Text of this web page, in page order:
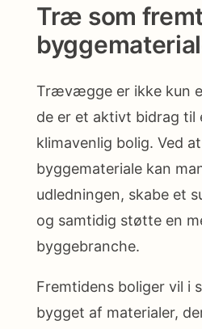
Træ som
Trævægge er ikke kun
de er et aktivt bidrag til
klimavenlig bolig. Ved
byggemateriale kan
udledningen, skabe et
og samtidig støtte en
byggebranche.
Fremtidens boliger vil i
bygget af materialer,